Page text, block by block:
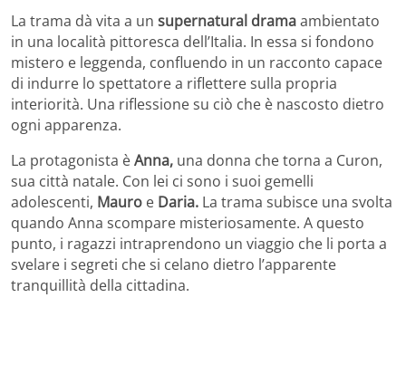
La trama dà vita a un supernatural dramaambientato
in una località pittoresca dell’Italia. In essa si fondono
mistero e leggenda, confluendo in un racconto capace
di indurre lo spettatore a riflettere sulla propria
interiorità. Una riflessione su ciò che è nascosto dietro
ogni apparenza.
La protagonista èAnna, una donna che torna a Curon,
sua città natale. Con lei ci sono i suoi gemelli
adolescenti, Mauro e Daria. La trama subisce una svolta
quando Anna scompare misteriosamente. A questo
punto, i ragazzi intraprendono un viaggio che li porta a
svelare i segreti che si celano dietro l’apparente
tranquillità della cittadina.